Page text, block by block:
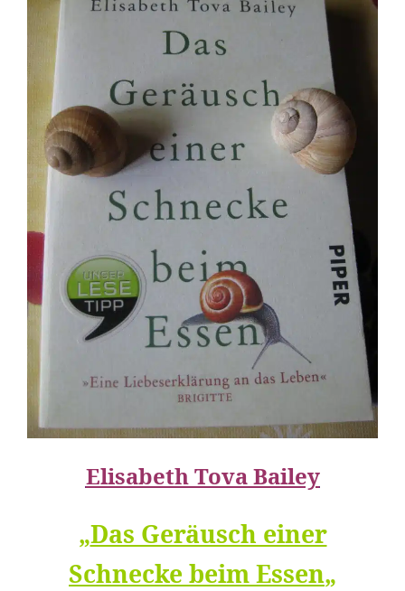
Elisabeth Tova Bailey
„Das Geräusch einer
Schnecke beim Essen„